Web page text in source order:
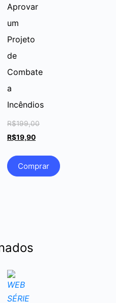
Aprovar
um
Projeto
de
Combate
a
Incêndios
R$199,00
R$19,90
Comprar